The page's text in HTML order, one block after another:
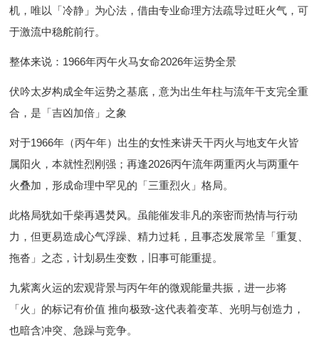
机，唯以「冷静」为心法，借由专业命理方法疏导过旺火气，可
于激流中稳舵前行。
整体来说：1966年丙午火马女命2026年运势全景
伏吟太岁构成全年运势之基底，意为出生年柱与流年干支完全重
合，是「吉凶加倍」之象
对于1966年（丙午年）出生的女性来讲天干丙火与地支午火皆
属阳火，本就性烈刚强；再逢2026丙午流年两重丙火与两重午
火叠加，形成命理中罕见的「三重烈火」格局。
此格局犹如千柴再遇焚风。虽能催发非凡的亲密而热情与行动
力，但更易造成心气浮躁、精力过耗，且事态发展常呈「重复、
拖沓」之态，计划易生变数，旧事可能重提。
九紫离火运的宏观背景与丙午年的微观能量共振，进一步将
「火」的标记有价值 推向极致-这代表着变革、光明与创造力，
也暗含冲突、急躁与竞争。